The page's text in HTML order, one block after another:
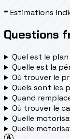
* Estimations
Questions
Quel est le plan
Quelle est la
Où trouver le
Quels sont les
Quand
Où trouver le
Quelle
Quelle